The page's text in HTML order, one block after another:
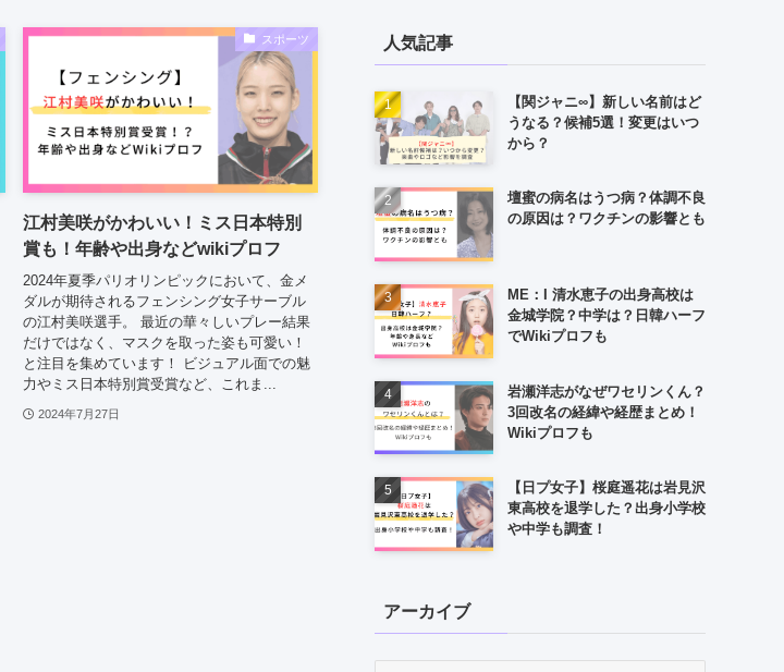
スポーツ
江村美咲がかわいい！ミス日本特別
賞も！年齢や出身などwikiプロフ
2024年夏季パリオリンピックにおいて、金メ
ダルが期待されるフェンシング女子サーブル
の江村美咲選手。 最近の華々しいプレー結果
だけではなく、マスクを取った姿も可愛い！
と注目を集めています！ ビジュアル面での魅
力やミス日本特別賞受賞など、これま...
2024年7月27日
人気記事
【関ジャニ∞】新しい名前はど
うなる？候補5選！変更はいつ
から？
壇蜜の病名はうつ病？体調不良
の原因は？ワクチンの影響とも
ME：I 清水恵子の出身高校は
金城学院？中学は？日韓ハーフ
でWikiプロフも
岩瀬洋志がなぜワセリンくん？
3回改名の経緯や経歴まとめ！
Wikiプロフも
【日プ女子】桜庭遥花は岩見沢
東高校を退学した？出身小学校
や中学も調査！
アーカイブ